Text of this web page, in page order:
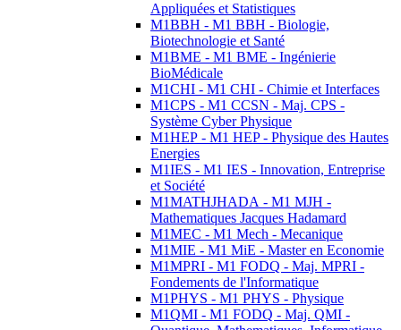
Appliquées et Statistiques
M1BBH - M1 BBH - Biologie,
Biotechnologie et Santé
M1BME - M1 BME - Ingénierie
BioMédicale
M1CHI - M1 CHI - Chimie et Interfaces
M1CPS - M1 CCSN - Maj. CPS -
Système Cyber Physique
M1HEP - M1 HEP - Physique des Hautes
Energies
M1IES - M1 IES - Innovation, Entreprise
et Société
M1MATHJHADA - M1 MJH -
Mathematiques Jacques Hadamard
M1MEC - M1 Mech - Mecanique
M1MIE - M1 MiE - Master en Economie
M1MPRI - M1 FODQ - Maj. MPRI -
Fondements de l'Informatique
M1PHYS - M1 PHYS - Physique
M1QMI - M1 FODQ - Maj. QMI -